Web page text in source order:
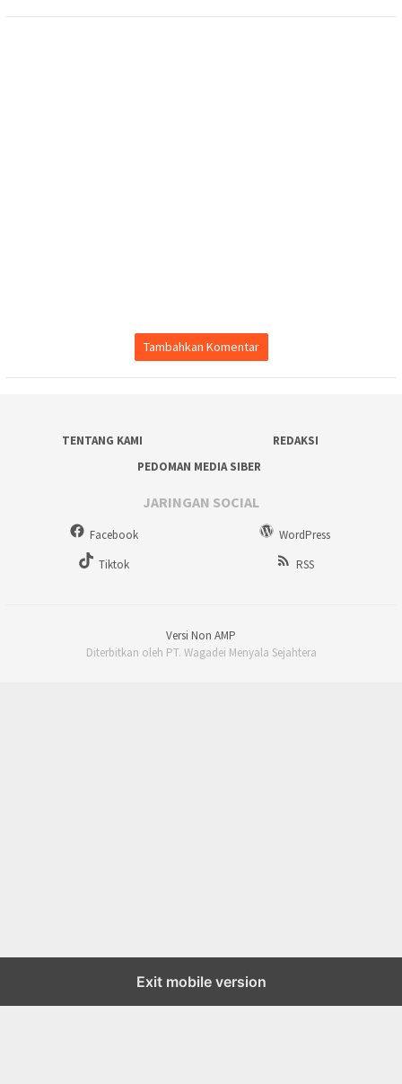
Tambahkan Komentar
TENTANG KAMI
REDAKSI
PEDOMAN MEDIA SIBER
JARINGAN SOCIAL
Facebook
WordPress
Tiktok
RSS
Versi Non AMP
Diterbitkan oleh PT. Wagadei Menyala Sejahtera
Exit mobile version